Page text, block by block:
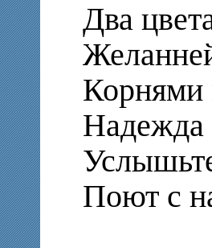
Два
Корнями
Надежда
Поют с